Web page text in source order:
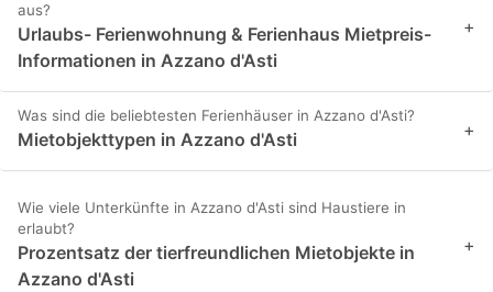
aus?
Urlaubs- Ferienwohnung & Ferienhaus Mietpreis-
Informationen in Azzano d'Asti
+
Was sind die beliebtesten Ferienhäuser in Azzano d'Asti?
Mietobjekttypen in Azzano d'Asti +
Wie viele Unterkünfte in Azzano d'Asti sind Haustiere in
erlaubt?
Prozentsatz der tierfreundlichen Mietobjekte in
Azzano d'Asti
+